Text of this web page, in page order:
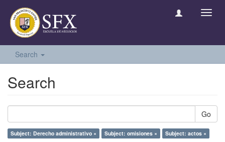
Search
Search
Go
Subject: Derecho administrativo × Subject: omisiones × Subject: actos ×